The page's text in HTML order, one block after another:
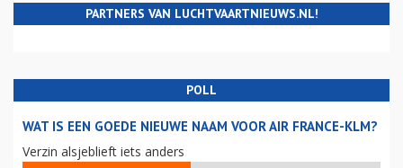
PARTNERS VAN LUCHTVAARTNIEUWS.NL!
POLL
WAT IS EEN GOEDE NIEUWE NAAM VOOR AIR FRANCE-KLM?
Verzin alsjeblieft iets anders